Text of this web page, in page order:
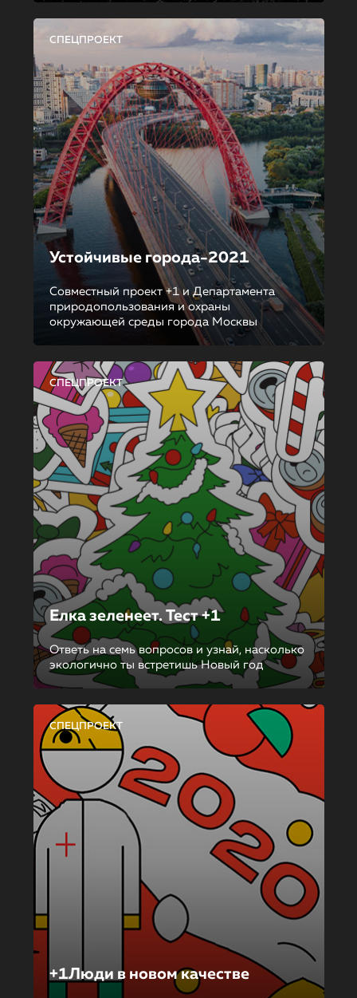
СПЕЦПРОЕКТ
Устойчивые города-2021
Совместный проект +1 и Департамента
природопользования и охраны
окружающей среды города Москвы
СПЕЦПРОЕКТ
Елка зеленеет. Тест +1
Ответь на семь вопросов и узнай, насколько
экологично ты встретишь Новый год
СПЕЦПРОЕКТ
+1Люди в новом качестве